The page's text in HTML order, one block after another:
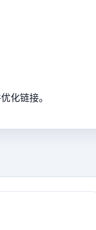
化链接。